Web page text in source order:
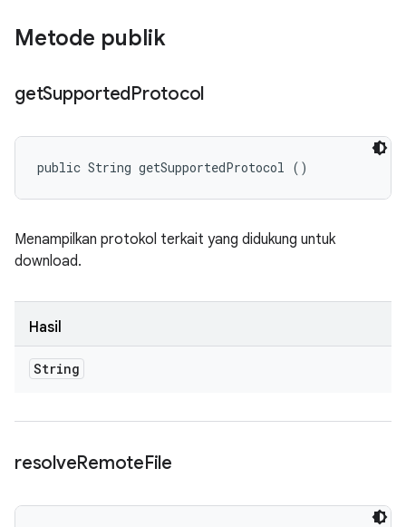
Metode publik
getSupportedProtocol
public String getSupportedProtocol ()
Menampilkan protokol terkait yang didukung untuk
download.
Hasil
String
resolveRemoteFile